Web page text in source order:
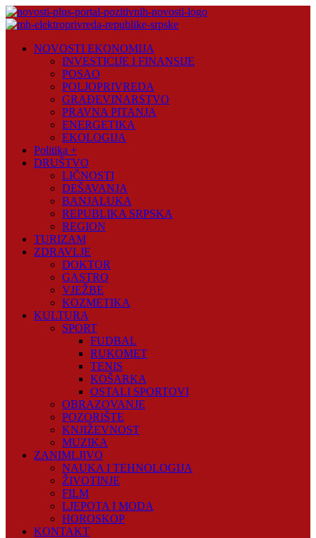
Skip
to
Plus
NOVOSTI EKONOMIJA
INVESTICIJE I FINANSIJE
POSAO
POLJOPRIVREDA
GRAĐEVINARSTVO
PRAVNA PITANJA
ENERGETIKA
EKOLOGIJA
Politika +
DRUŠTVO
LIČNOSTI
DEŠAVANJA
BANJALUKA
REPUBLIKA SRPSKA
REGION
TURIZAM
ZDRAVLJE
DOKTOR
GASTRO
VJEŽBE
KOZMETIKA
KULTURA
SPORT
FUDBAL
RUKOMET
TENIS
KOŠARKA
OSTALI SPORTOVI
OBRAZOVANJE
POZORIŠTE
KNJIŽEVNOST
MUZIKA
ZANIMLJIVO
NAUKA I TEHNOLOGIJA
ŽIVOTINJE
FILM
LJEPOTA I MODA
HOROSKOP
KONTAKT